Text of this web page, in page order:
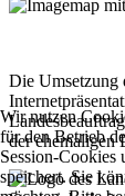
Die Umsetzung
der ehemaligen
Wir nutzen
für den Betrieb
Session-Cookies
speichert. Sie